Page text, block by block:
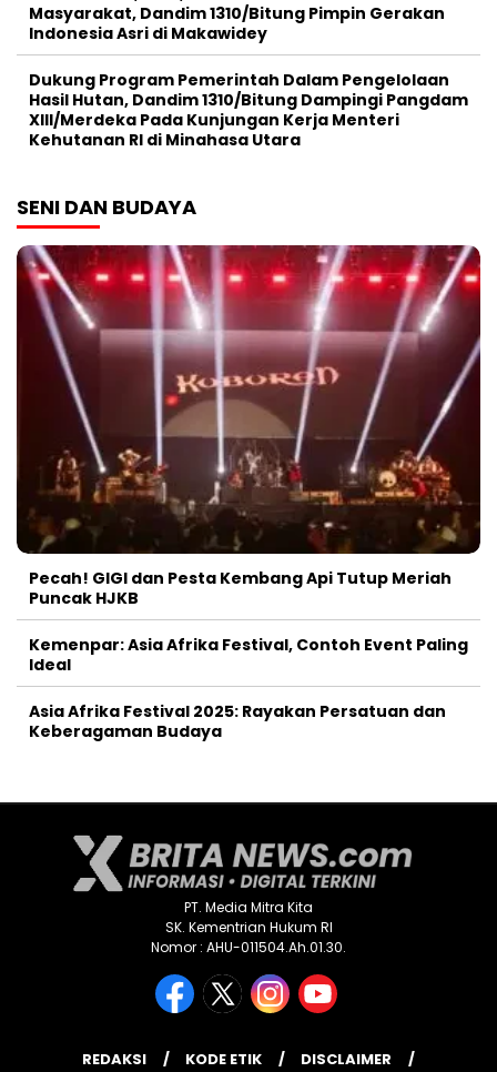
Masyarakat, Dandim 1310/Bitung Pimpin Gerakan
Indonesia Asri di Makawidey
Dukung Program Pemerintah Dalam Pengelolaan
Hasil Hutan, Dandim 1310/Bitung Dampingi Pangdam
XIII/Merdeka Pada Kunjungan Kerja Menteri
Kehutanan RI di Minahasa Utara
SENI DAN BUDAYA
Pecah! GIGI dan Pesta Kembang Api Tutup Meriah
Puncak HJKB
Kemenpar: Asia Afrika Festival, Contoh Event Paling
Ideal
Asia Afrika Festival 2025: Rayakan Persatuan dan
Keberagaman Budaya
PT. Media Mitra Kita
SK. Kementrian Hukum RI
Nomor : AHU-011504.Ah.01.30.
REDAKSI KODE ETIK
DISCLAIMER